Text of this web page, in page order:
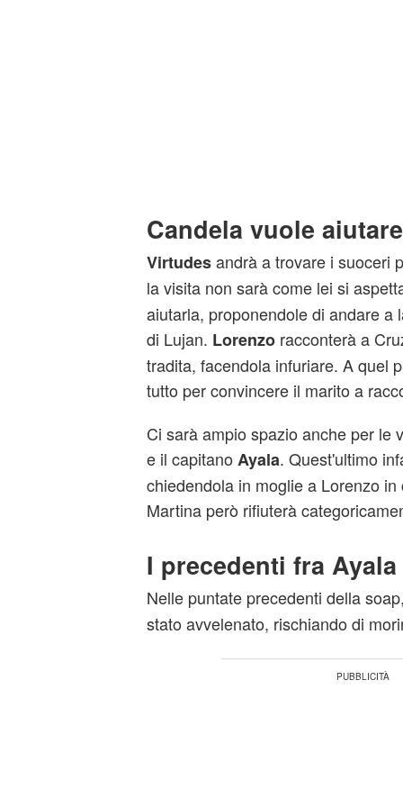
Candela vuole
Virtudesandrà a trovare i suoceri
la visita non sarà come lei si
aiutarla, proponendole di andare a
di Lujan. Lorenzoracconterà a
tradita, facendola infuriare. A quel
tutto per convincere il marito a
Ci sarà ampio spazio anche per le
e il capitano Ayala. Quest'ultimo
chiedendola in moglie a Lorenzo
Martina però rifiuterà
I precedenti fra
Nelle puntate precedenti della
stato avvelenato, rischiando di